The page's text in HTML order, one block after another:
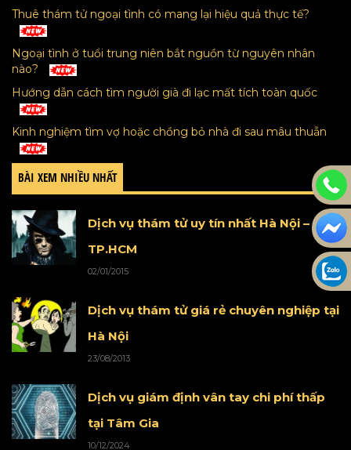
Thuê thám tử ngoại tình có mang lại hiệu quả thực tế?
Ngoại tình ở tuổi trung niên bắt nguồn từ nguyên nhân
nào?
Hướng dẫn cách tìm người già đi lạc mất tích toàn quốc
Kinh nghiệm tìm vợ hoặc chồng bỏ nhà đi sau mâu thuẫn
BÀI XEM NHIỀU NHẤT
Dịch vụ thám tử uy tín nhất Hà Nội –
TP.HCM
02/01/2015
Dịch vụ thám tử giá rẻ chuyên nghiệp tại
Hà Nội
23/08/2013
Dịch vụ giám định vân tay chi phí thấp
tại Tâm Gia
10/12/2024